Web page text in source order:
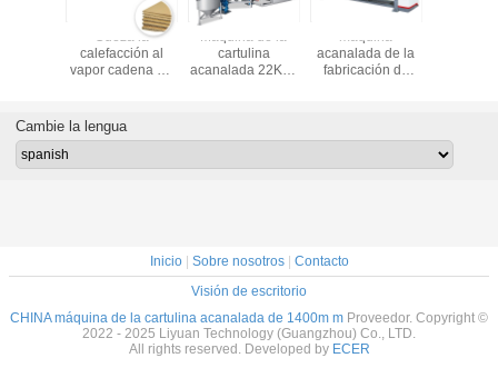
Cueza la
calefacción al
vapor cadena de
acanalada de 2
capas anchura de
Máquina de la
cartulina
acanalada 22KW,
barril SUS304
máquina
acanalada de la
fabricación de
de molino
Cambie la lengua
Inicio| Sobre nosotros| Contacto
Visión de escritorio
CHINA máquina de la cartulina acanalada de 1400m m Proveedor. Copyright ©
2022 - 2025 Liyuan Technology (Guangzhou) Co., LTD.
All rights reserved. Developed by ECER